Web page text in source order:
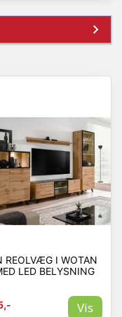
REOLVÆG I WOTAN
LED BELYSNING
Vis